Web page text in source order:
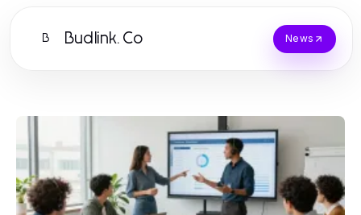
B Budlink.Co News